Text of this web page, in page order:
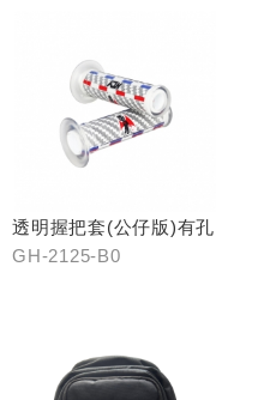
透明握把套(公仔版)有孔
GH-2125-B0